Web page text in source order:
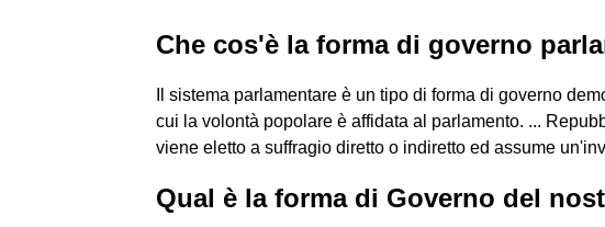
Che cos'è la forma di governo
Il sistema parlamentare è un tipo di forma di governo
cui la volontà popolare è affidata al parlamento. ...
viene eletto a suffragio diretto o indiretto ed assume
Qual è la forma di Governo del